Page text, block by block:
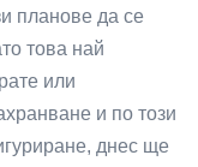
планове да се
това най
или
и по този
днес ще